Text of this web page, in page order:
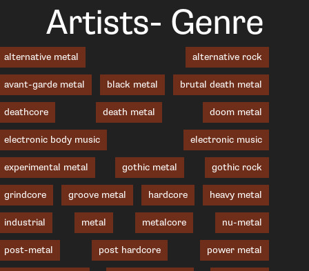
Artists- Genre
alternative metal alternative rock
avant-garde metal black metal brutal death metal
deathcore death metal doom metal
electronic body music electronic music
experimental metal gothic metal gothic rock
grindcore groove metal hardcore heavy metal
industrial metal metalcore nu-metal
post-metal post hardcore power metal